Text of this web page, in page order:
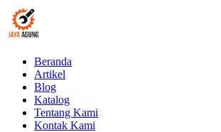
Beranda
Artikel
Blog
Katalog
Tentang Kami
Kontak Kami